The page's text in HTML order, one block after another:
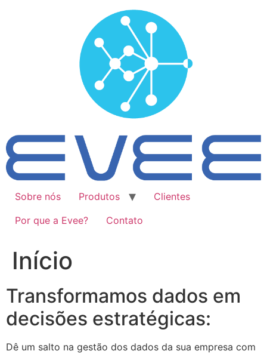
Sobre nós Produtos
Clientes
Por que a Evee?
Contato
Início
Transformamos dados em
decisões estratégicas:
Dê um salto na gestão dos dados da sua empresa com